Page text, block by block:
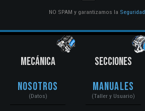
NO SPAM y garantizamos la Seguridad
MECÁNICA
Nosotros
(Datos)
SECCIONES
Manuales
(Taller y Usuario)